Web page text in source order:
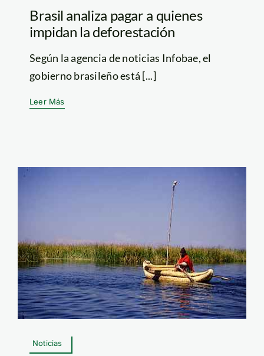
Brasil analiza pagar a quienes
impidan la deforestación
Según la agencia de noticias Infobae, el
gobierno brasileño está [...]
Leer Más
Noticias